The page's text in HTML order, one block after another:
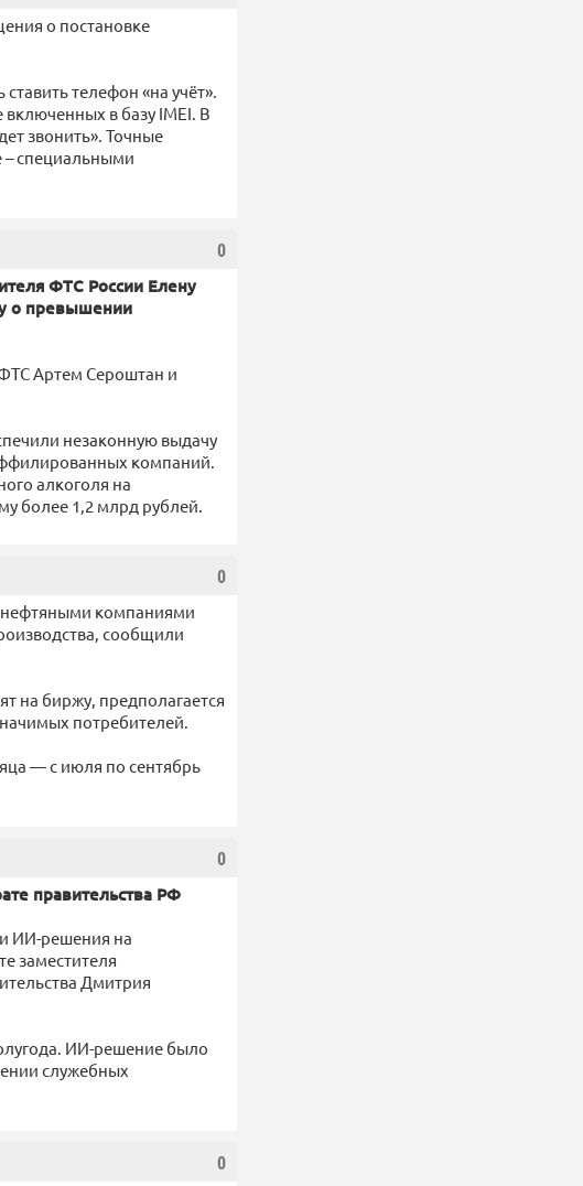
о постановке
телефон «на учёт».
в базу IMEI. В
звонить». Точные
– специальными
0
ФТС России Елену
о превышении
Артем Сероштан и
незаконную выдачу
компаний.
алкоголя на
более 1,2 млрд рублей.
0
нефтяными компаниями
сообщили
на биржу, предполагается
потребителей.
— с июля по сентябрь
0
правительства РФ
ИИ-решения на
заместителя
Дмитрия
ИИ-решение было
служебных
0